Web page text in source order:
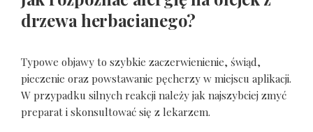
drzewa herbacianego?
Typowe objawy to szybkie zaczerwienienie, świąd,
pieczenie oraz powstawanie pęcherzy w miejscu aplikacji.
W przypadku silnych reakcji należy jak najszybciej zmyć
preparat i skonsultować się z lekarzem.